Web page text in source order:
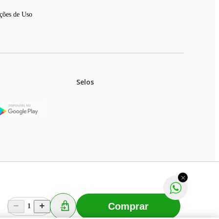
1 Comprar
de Uso
Selos
prévio. Fast Shop S. A. CNPJ: 43.708.379/0001-
Selecionar os Cookies